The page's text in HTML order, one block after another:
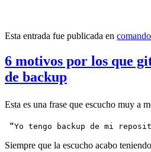
Esta entrada fue publicada en
6 motivos por los que
de backup
Esta es una frase que escucho muy a
“Yo tengo backup de mi
Siempre que la escucho acabo